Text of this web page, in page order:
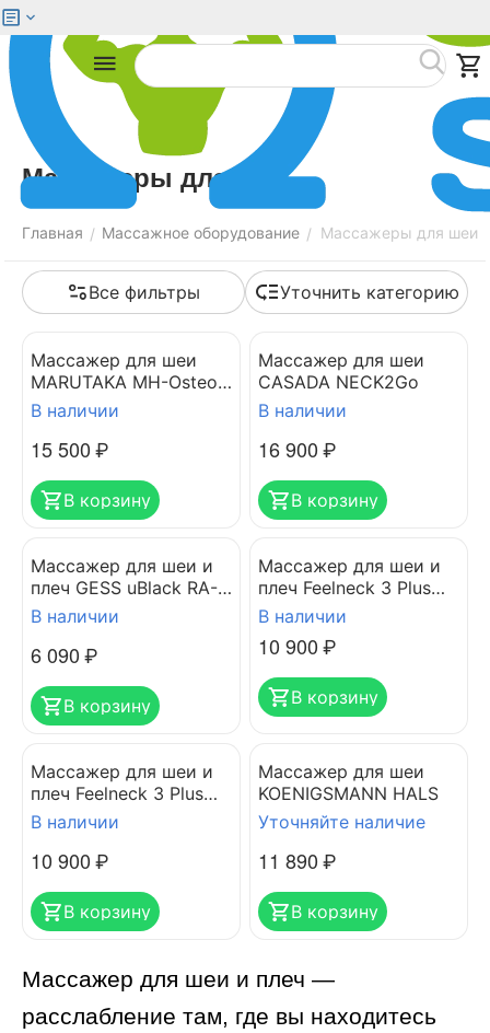
Массажеры для шеи
Главная / Массажное оборудование / Массажеры для шеи
Все фильтры Уточнить категорию
Массажер для шеи и плеч —
расслабление там, где вы находитесь
Массажер для шеи
MARUTAKA MH-Osteo
Neck с голосовыми
В наличии
15 500₽
В корзину
Массажер для шеи
CASADA NECK2Go
В наличии
16 900₽
В корзину
Массажер для шеи и
плеч GESS uBlack RA-
342
В наличии
6 090₽
В корзину
Массажер для шеи и
плеч Feelneck 3 Plus
Grey
В наличии
10 900₽
В корзину
Массажер для шеи и
плеч Feelneck 3 Plus
Black
В наличии
10 900₽
В корзину
Массажер для шеи
KOENIGSMANN HALS
Уточняйте наличие
11 890₽
В корзину
Меню Найти